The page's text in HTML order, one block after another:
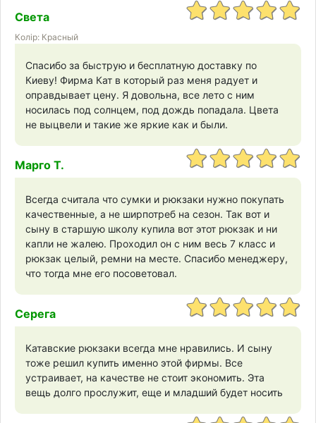
Света
Колір: Красный
Спасибо за быструю и бесплатную доставку по
Киеву! Фирма Кат в который раз меня радует и
оправдывает цену. Я довольна, все лето с ним
носилась под солнцем, под дождь попадала. Цвета
не выцвели и такие же яркие как и были.
Марго Т.
Всегда считала что сумки и рюкзаки нужно покупать
качественные, а не ширпотреб на сезон. Так вот и
сыну в старшую школу купила вот этот рюкзак и ни
капли не жалею. Проходил он с ним весь 7 класс и
рюкзак целый, ремни на месте. Спасибо менеджеру,
что тогда мне его посоветовал.
Серега
Катавские рюкзаки всегда мне нравились. И сыну
тоже решил купить именно этой фирмы. Все
устраивает, на качестве не стоит экономить. Эта
вещь долго прослужит, еще и младший будет носить